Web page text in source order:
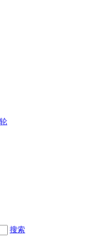
搜索